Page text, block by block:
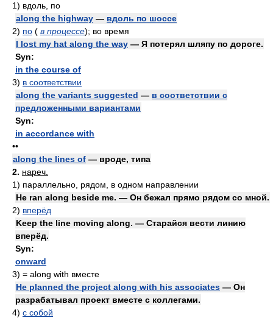
1) вдоль, по
along the highway — вдоль по шоссе
2) по ( в процессе); во время
I lost my hat along the way — Я потерял шляпу по дороге.
Syn:
in the course of
3) в соответствии
along the variants suggested — в соответствии с
предложенными вариантами
Syn:
in accordance with
••
along the lines of — вроде, типа
2. нареч.
1) параллельно, рядом, в одном направлении
He ran along beside me. — Он бежал прямо рядом со мной.
2) вперёд
Keep the line moving along. — Старайся вести линию
вперёд.
Syn:
onward
3) = along with вместе
He planned the project along with his associates — Он
разрабатывал проект вместе с коллегами.
4) с собой